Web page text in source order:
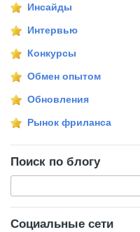
Инсайды
Интервью
Конкурсы
Обмен опытом
Обновления
Рынок фриланса
Поиск по блогу
Социальные сети